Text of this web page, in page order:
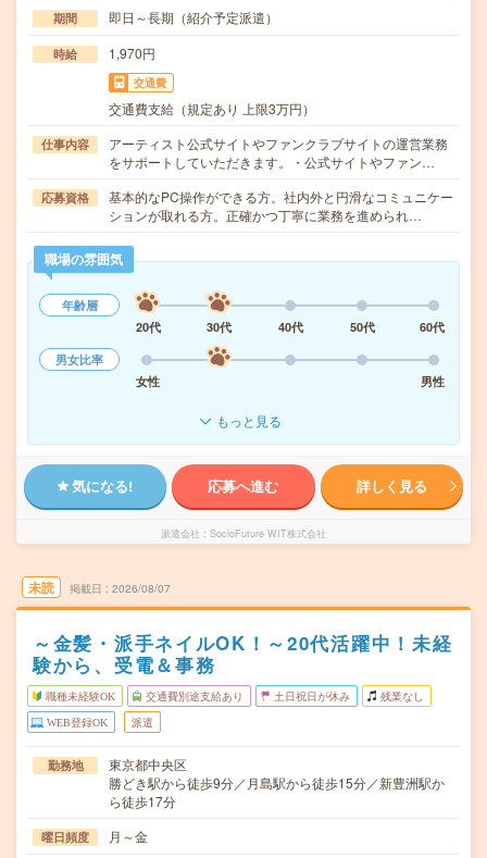
期間 即日～長期（紹介予定派遣）
時給 1,970円
交通費
交通費支給（規定あり 上限3万円）
仕事内容
アーティスト公式サイトやファンクラブサイトの運営業務
をサポートしていただきます。・公式サイトやファン…
応募資格
基本的なPC操作ができる方。社内外と円滑なコミュニケー
ションが取れる方。正確かつ丁寧に業務を進められ…
職場の雰囲気
年齢層
20代
30代 40代 50代
60代
男女比率
女性
男性
もっと見る
気になる! 応募へ進む 詳しく見る
派遣会社 SocioFuture WIT株式会社
未読 掲載日 2026/08/07
～金髪・派手ネイルOK！～20代活躍中！未経
験から、受電＆事務
職種未経験OK 交通費別途支給あり 土日祝日が休み 残業なし
WEB登録OK 派遣
勤務地
東京都中央区
勝どき駅から徒歩9分／月島駅から徒歩15分／新豊洲駅か
ら徒歩17分
曜日頻度 月～金